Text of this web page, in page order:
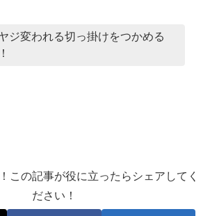
ジ変われる切っ掛けをつかめる
この記事が役に立ったらシェアしてく
ださい！